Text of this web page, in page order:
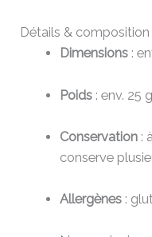
Détails & composition
Dimensions:
Poids: env. 25 g
Conservation:
conserve
Allergènes: